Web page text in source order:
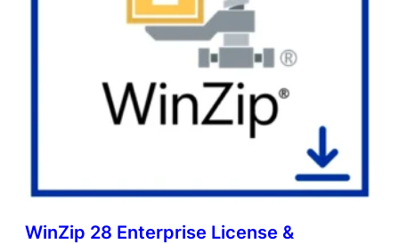
WinZip 28 Enterprise License &